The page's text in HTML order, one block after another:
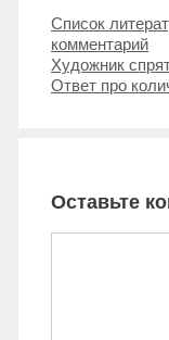
Рубрики
Список
комментарий
Навигация
записи
Художник
Ответ про
Оставьте